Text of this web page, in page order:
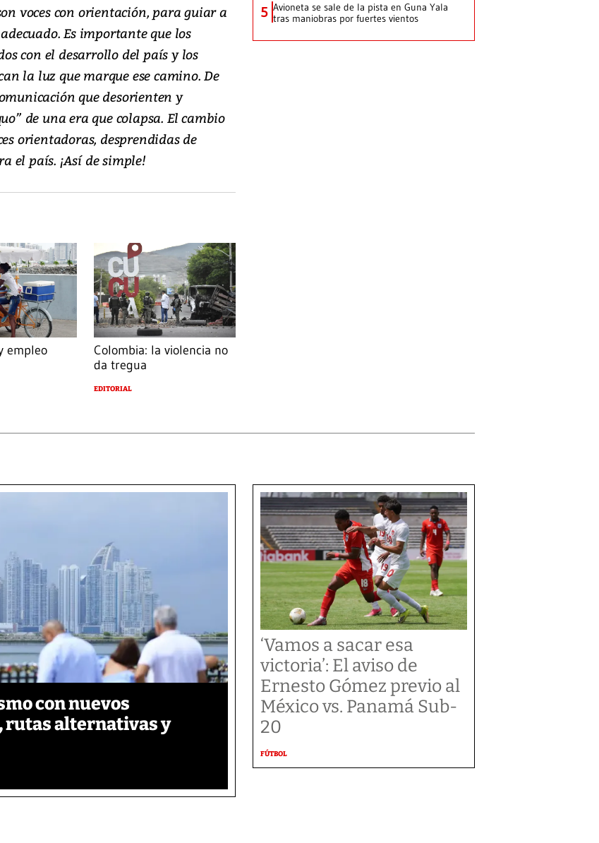
voces con orientación, para guiar a
Es importante que los
con el desarrollo del país y los
la luz que marque ese camino. De
que desorienten y
de una era que colapsa. El cambio
orientadoras, desprendidas de
el país. ¡Así de simple!
empleo
Colombia: la violencia no
da tregua
EDITORIAL
5 Avioneta se sale de la pista en Guna Yala
tras maniobras por fuertes vientos
con nuevos
rutas alternativas y
‘Vamos a sacar esa
victoria’: El aviso de
Ernesto Gómez previo al
México vs. Panamá Sub-
20
FÚTBOL